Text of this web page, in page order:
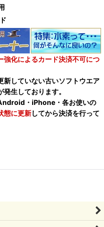
強化によるカード決済不可につ
新していない古いソフトウエア
生しております。
・iPhone・各お使いの
態に更新してから決済を行って